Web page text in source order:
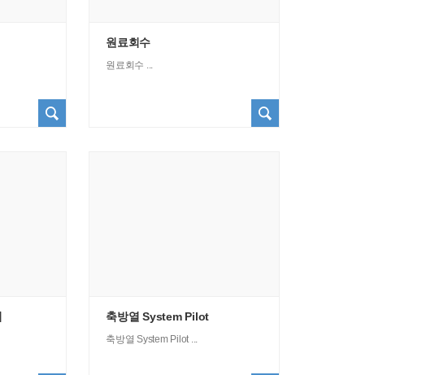
원료회수
원료회수 ...
축방열 System Pilot
축방열 System Pilot ...